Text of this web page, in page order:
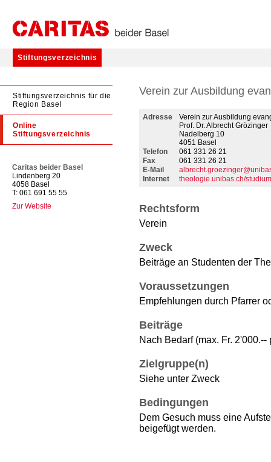
Stiftungsverzeichnis
Stiftungsverzeichnis für die
Region Basel
Online
Stiftungsverzeichnis
Caritas beider Basel
Lindenberg 20
4058 Basel
T: 061 691 55 55
Zur Website
Verein zur Ausbildung
Adresse
Verein zur Ausbildung
Prof. Dr. Albrecht Grözinger
Nadelberg 10
4051 Basel
Telefon
061 331 26 21
Fax
061 331 26 21
E-Mail
Internet
theologie.unibas.ch/
Rechtsform
Verein
Zweck
Beiträge an Studenten der
Voraussetzungen
Empfehlungen durch Pfarrer
Beiträge
Nach Bedarf (max. Fr. 2'000.--
Zielgruppe(n)
Siehe unter Zweck
Bedingungen
Dem Gesuch muss eine
beigefügt werden.